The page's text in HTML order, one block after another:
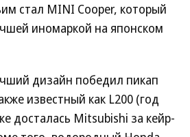
стал MINI Cooper, который
иномаркой на японском
дизайн победил пикап
известный как L200 (год
досталась Mitsubishi за кейр-